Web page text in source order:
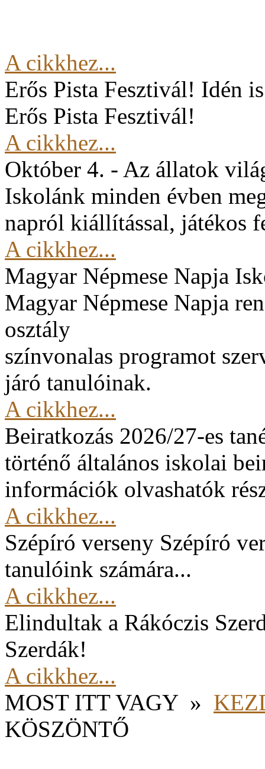
A cikkhez...
Erős Pista Fesztivál! Idén
Erős Pista Fesztivál!
A cikkhez...
Október 4. - Az állatok
Iskolánk minden évben
napról kiállítással, játékos
A cikkhez...
Magyar Népmese Napja
Magyar Népmese Napja
osztály
színvonalas programot
járó tanulóinak.
A cikkhez...
Beiratkozás 2026/27-es
történő általános iskolai
információk olvashatók
A cikkhez...
Szépíró verseny Szépíró
tanulóink számára...
A cikkhez...
Elindultak a Rákóczis
Szerdák!
A cikkhez...
MOST ITT VAGY »
KÖSZÖNTŐ